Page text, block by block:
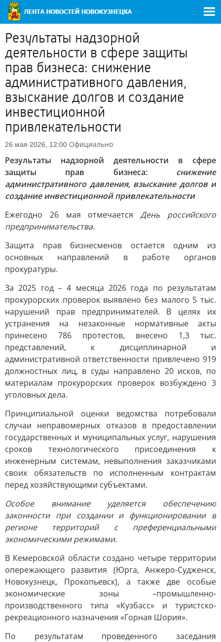
Результаты надзорной
деятельности в сфере защиты
прав бизнеса: снижение
административного давления,
взыскание долгов и создание
инвестиционной
привлекательности
26 мая 2026, 12:00 Официально
Результаты надзорной деятельности в сфере
защиты прав бизнеса: снижение
административного давления, взыскание долгов и
создание инвестиционной привлекательности
Ежегодно 26 мая отмечаетсяДень российского
предпринимательства.
Защита прав бизнесменов остается одним из
основных направлений в работе органов
прокуратуры.
За 2025 год – 4 месяца 2026 года по результатам
прокурорских проверок выявлено без малого 5 тыс.
нарушений прав предпринимателей. В целях их
устранения на незаконные нормативные акты
принесено 786 протестов, внесено 1,3 тыс.
представлений, к дисциплинарной и
административной ответственности привлечено 919
должностных лиц, в суды направлено 20 исков, по
материалам прокурорских проверок возбуждено 3
уголовных дела.
Принципиальной оценки ведомства потребовали
случаи неправомерных отказов в предоставлении
государственных и муниципальных услуг, нарушения
сроков технологического присоединения к
инженерным системам, невыполнения заказчиками
своих обязательств по исполненным контрактам
перед хозяйствующими субъектами.
Особое внимание уделяется обеспечению
законности при создании и функционировании в
регионе территорий с преференциальными
экономическими режимами.
В Кемеровской области создано четыре территории
опережающего развития (Юрга, Анжеро-Судженск,
Новокузнецк, Прокопьевск), а также две особые
экономические зоны –промышленно-
производственного типа «Кузбасс» и туристско-
рекреационного назначения «Горная Шория».
По результатам проведенного заседания